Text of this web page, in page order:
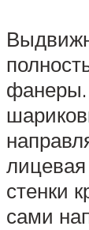
фанеры.
стенки
сами